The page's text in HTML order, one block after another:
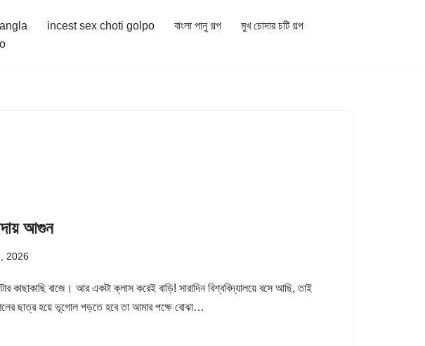
incest sex choti golpo বাংলা পানু গল্প
মুখ চোদার চটি গল্প
আগুন
2026
কাছাকাছি বাজে। আর একটা ক্লাস করেই বাড়ি! সারাদিন বিশ্ববিদ্যালয়ে বসে আছি, তাই
ছাত্র হয়ে ভূগোল পড়তে হবে তা আমার পক্ষে বোঝা…